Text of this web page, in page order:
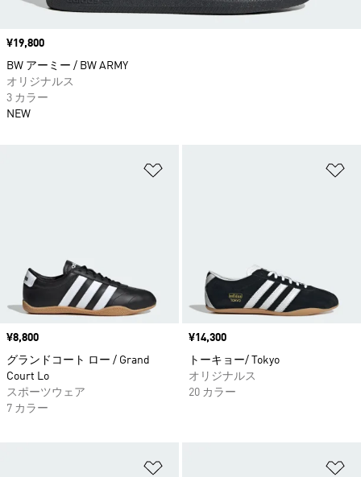
価格
¥8,800
グランドコート ロー / Grand
Court Lo
スポーツウェア
7 カラー
価格
¥14,300
トーキョー/ Tokyo
オリジナルス
20 カラー
価格
¥19,800
BW アーミー / BW ARMY
オリジナルス
3 カラー
NEW